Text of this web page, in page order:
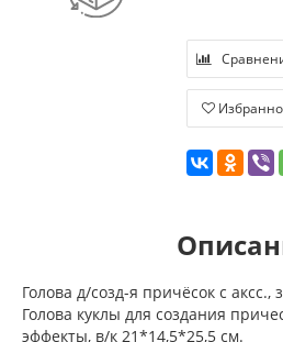
Голова д/созд-я причёсок с аксс.,
Голова куклы для создания
эффекты, в/к 21*14,5*25,5 см.